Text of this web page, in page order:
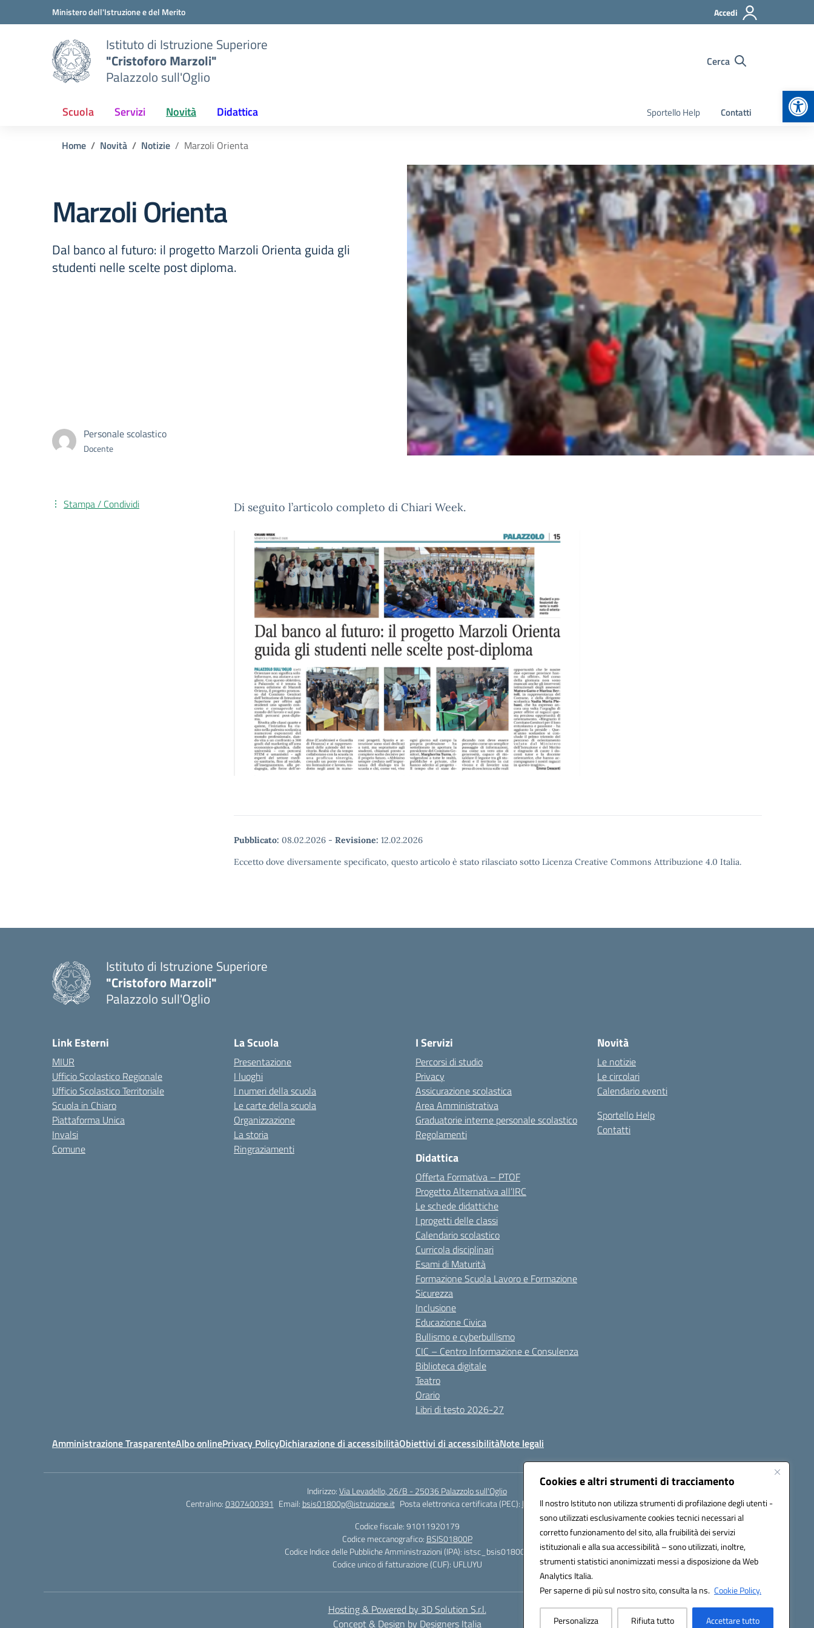
Cookies e altri strumenti di tracciamento
Il nostro Istituto non utilizza strumenti di profilazione degli utenti -
sono utilizzati esclusivamente cookies tecnici necessari al
corretto funzionamento del sito, alla fruibilità dei servizi
istituzionali e alla sua accessibilità – sono utilizzati, inoltre,
strumenti statistici anonimizzati messi a disposizione da Web
Analytics Italia.
Per saperne di più sul nostro sito, consulta la ns. Cookie Policy.
Personalizza Rifiuta tutto Accettare tutto
Vai ai contenuti
Vai al menu di navigazioneMinistero dell'Istruzione e del Merito Accedi
Istituto di Istruzione Superiore
"Cristoforo Marzoli"
Palazzolo sull'Oglio
Cerca
Scuola Servizi Novità Didattica Sportello Help Contatti
Home Novità Notizie Marzoli Orienta
Marzoli Orienta
Dal banco al futuro: il progetto Marzoli Orienta guida gli
studenti nelle scelte post diploma.
Personale scolastico
Docente
Di seguito l’articolo completo di Chiari Week.
Pubblicato: 08.02.2026 - Revisione: 12.02.2026
Eccetto dove diversamente specificato, questo articolo è stato rilasciato sotto Licenza Creative Commons Attribuzione 4.0 Italia.
Stampa / Condividi
Istituto di Istruzione Superiore
"Cristoforo Marzoli"
Palazzolo sull'Oglio
Link Esterni
MIUR
Ufficio Scolastico Regionale
Ufficio Scolastico Territoriale
Scuola in Chiaro
Piattaforma Unica
Invalsi
Comune
La Scuola
Presentazione
I luoghi
I numeri della scuola
Le carte della scuola
Organizzazione
La storia
Ringraziamenti
I Servizi
Percorsi di studio
Privacy
Assicurazione scolastica
Area Amministrativa
Graduatorie interne personale scolastico
Regolamenti
Didattica
Offerta Formativa – PTOF
Progetto Alternativa all’IRC
Le schede didattiche
I progetti delle classi
Calendario scolastico
Curricola disciplinari
Esami di Maturità
Formazione Scuola Lavoro e Formazione
Sicurezza
Inclusione
Educazione Civica
Bullismo e cyberbullismo
CIC – Centro Informazione e Consulenza
Biblioteca digitale
Teatro
Orario
Libri di testo 2026-27
Novità
Le notizie
Le circolari
Calendario eventi
Sportello Help
Contatti
Amministrazione TrasparenteAlbo onlinePrivacy PolicyDichiarazione di accessibilitàObiettivi di accessibilitàNote legali
Indirizzo:Via Levadello, 26/B - 25036 Palazzolo sull'Oglio
Centralino:0307400391 Email: bsis01800p@istruzione.it Posta elettronica certificata (PEC): bsis01800p@pec.istruzione.it
Codice fiscale: 91011920179
Codice meccanografico: BSIS01800P
Codice Indice delle Pubbliche Amministrazioni (IPA): istsc_bsis01800p
Codice unico di fatturazione (CUF): UFLUYU
Hosting & Powered by 3D Solution S.r.l.
Concept & Design by Designers Italia